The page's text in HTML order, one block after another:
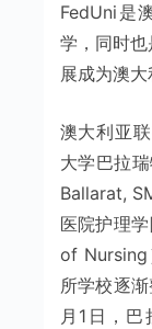
FedUni是
学，同时
展成为澳大
澳大利亚
大学巴拉
Ballarat,
医院护理
of Nursing
所学校逐
月1日，